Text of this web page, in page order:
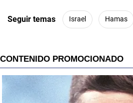
Seguir temas Israel Hamas